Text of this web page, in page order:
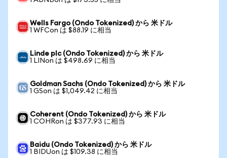
Wells Fargo (Ondo Tokenized) から 米ドル
1 WFCon は $88.19 に相当
Linde plc (Ondo Tokenized) から 米ドル
1 LINon は $498.69 に相当
Goldman Sachs (Ondo Tokenized) から 米ドル
1 GSon は $1,049.42 に相当
Coherent (Ondo Tokenized) から 米ドル
1 COHRon は $377.93 に相当
Baidu (Ondo Tokenized) から 米ドル
1 BIDUon は $109.38 に相当